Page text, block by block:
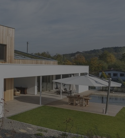
soubory Soubory cílení Funkční
funkce webových stránek, jako je
souborů cookie správně používat.
Vyprší Popis
Ltd
2
minuty
Tento soubor cookie
Hotjar o tom, zda je